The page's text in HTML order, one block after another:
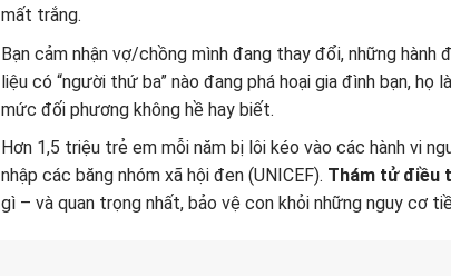
mất trắng.
Bạn cảm nhận vợ/chồng mình đang thay đổi, những
liệu có “người thứ ba” nào đang phá hoại gia đình bạn,
mức đối phương không hề hay biết.
Hơn 1,5 triệu trẻ em mỗi năm bị lôi kéo vào các hành vi
nhập các băng nhóm xã hội đen (UNICEF). Thám tử điều
gì – và quan trọng nhất, bảo vệ con khỏi những nguy cơ